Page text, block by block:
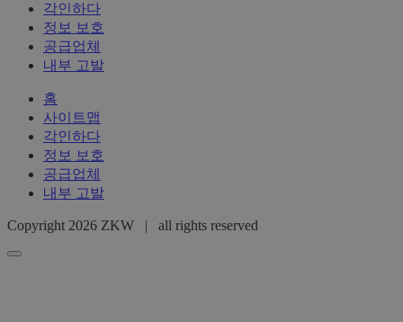
각인하다
정보 보호
공급업체
내부 고발
홈
사이트맵
각인하다
정보 보호
공급업체
내부 고발
Copyright 2026 ZKW | all rights reserved